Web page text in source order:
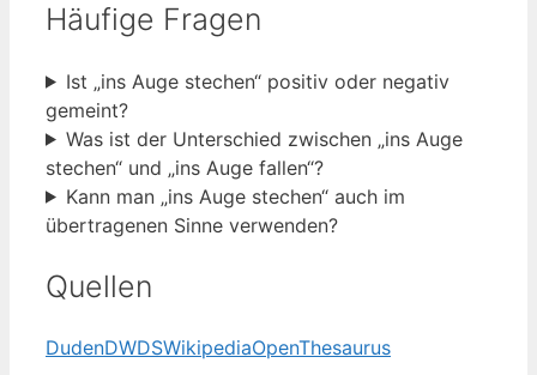
Häufige Fragen
Ist „ins Auge stechen“ positiv oder negativ
gemeint?
Was ist der Unterschied zwischen „ins Auge
stechen“ und „ins Auge fallen“?
Kann man „ins Auge stechen“ auch im
übertragenen Sinne verwenden?
Quellen
DudenDWDSWikipediaOpenThesaurus